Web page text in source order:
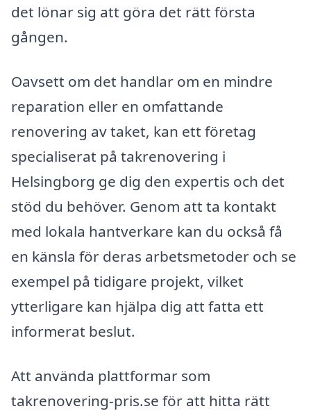
det lönar sig att göra det rätt första
gången.
Oavsett om det handlar om en mindre
reparation eller en omfattande
renovering av taket, kan ett företag
specialiserat på takrenovering i
Helsingborg ge dig den expertis och det
stöd du behöver. Genom att ta kontakt
med lokala hantverkare kan du också få
en känsla för deras arbetsmetoder och se
exempel på tidigare projekt, vilket
ytterligare kan hjälpa dig att fatta ett
informerat beslut.
Att använda plattformar som
takrenovering-pris.se för att hitta rätt